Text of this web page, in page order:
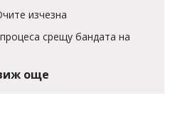
изчезна
срещу бандата на
още